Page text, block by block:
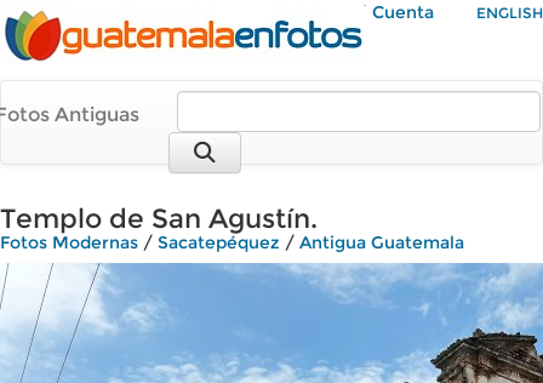
Mi Cuenta ENGLISH
Antiguas
Templo de San Agustín.
Fotos Modernas / Sacatepéquez / Antigua Guatemala